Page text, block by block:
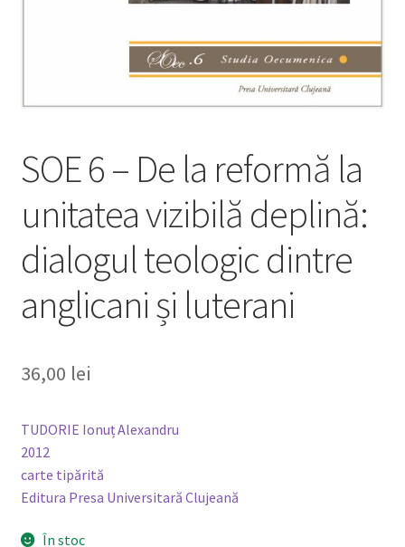
SOE 6 – De la reformă la
unitatea vizibilă deplină:
dialogul teologic dintre
anglicani și luterani
36,00 lei
TUDORIE Ionuț Alexandru
2012
carte tipărită
Editura Presa Universitară Clujeană
În stoc